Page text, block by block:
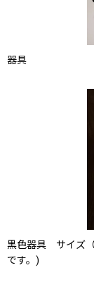
器具
黒色器具 サイズ（
です。)